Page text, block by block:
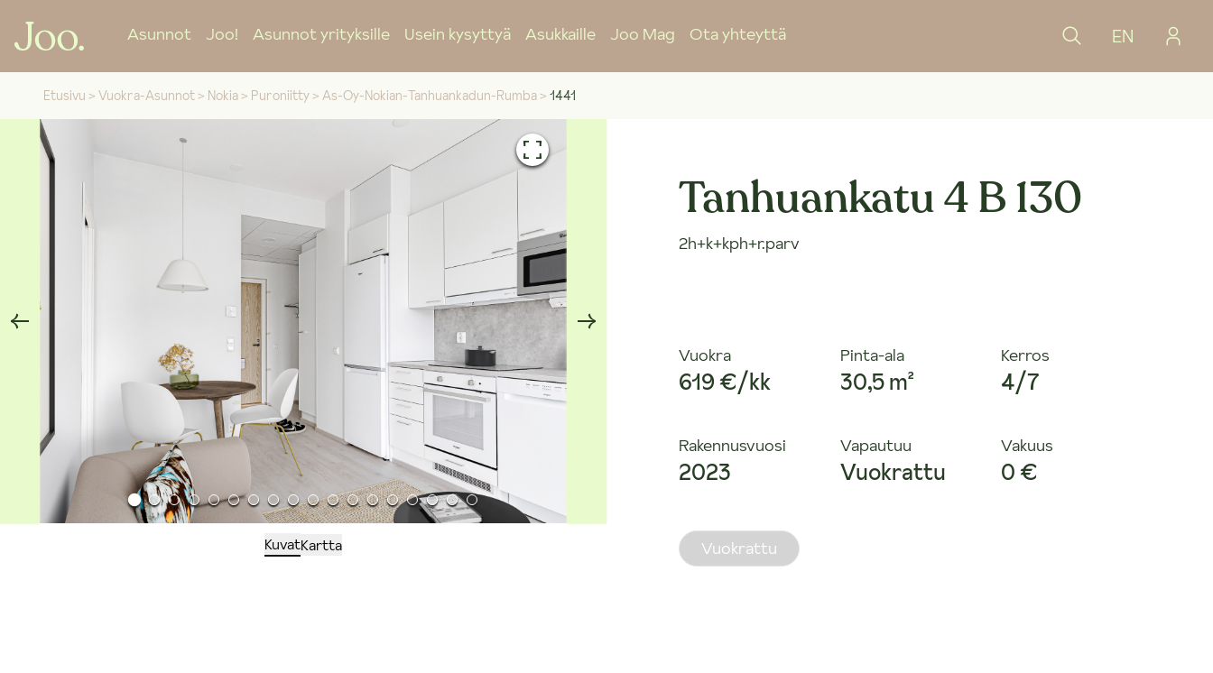
Asunnot Joo! Asunnot yrityksille Usein kysyttyä Asukkaille Joo Mag Ota yhteyttä EN
Etusivu > Vuokra-Asunnot > Nokia > Puroniitty > As-Oy-Nokian-Tanhuankadun-Rumba > 1441
KuvatKartta
Tanhuankatu 4 B 130
2h+k+kph+r.parv
Vuokra
619 €/kk
Pinta-ala
30,5 m²
Kerros
4/7
Rakennusvuosi
2023
Vapautuu
Vuokrattu
Vakuus
0 €
Vuokrattu